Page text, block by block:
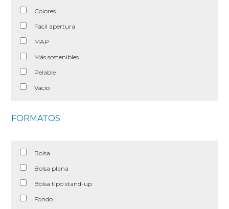
Colores
Fácil apertura
MAP
Más sostenibles
Pelable
Vacío
FORMATOS
Bolsa
Bolsa plana
Bolsa tipo stand-up
Fondo